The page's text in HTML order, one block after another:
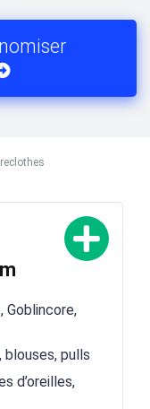
Goblincore,
blouses, pulls
d’oreilles,